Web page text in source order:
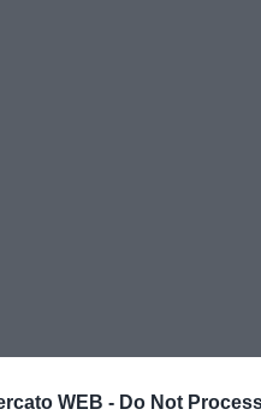
WEB - Do Not